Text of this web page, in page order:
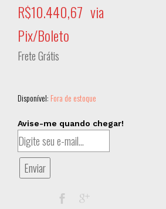
R$10.440,67 via
Pix/Boleto
Frete Grátis
Disponível: Fora de estoque
Avise-me quando chegar!
Enviar